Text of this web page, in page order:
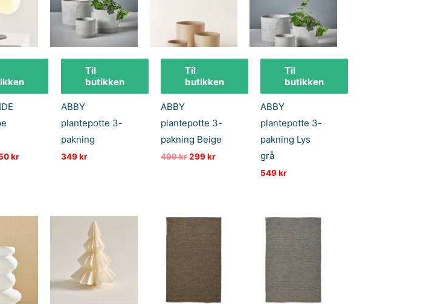
krNåværende
Til
butikken
ABBY
plantepotte 3-
pakning
349kr
Til
butikken
ABBY
plantepotte 3-
pakning Beige
499krOpprinnelig
299krNåværende
Til
butikken
ABBY
plantepotte 3-
pakning Lys
grå
549kr